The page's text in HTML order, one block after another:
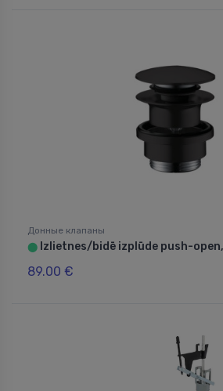
Донные клапаны
⬤ Izlietnes/bidē izplūde push-
89.00 €